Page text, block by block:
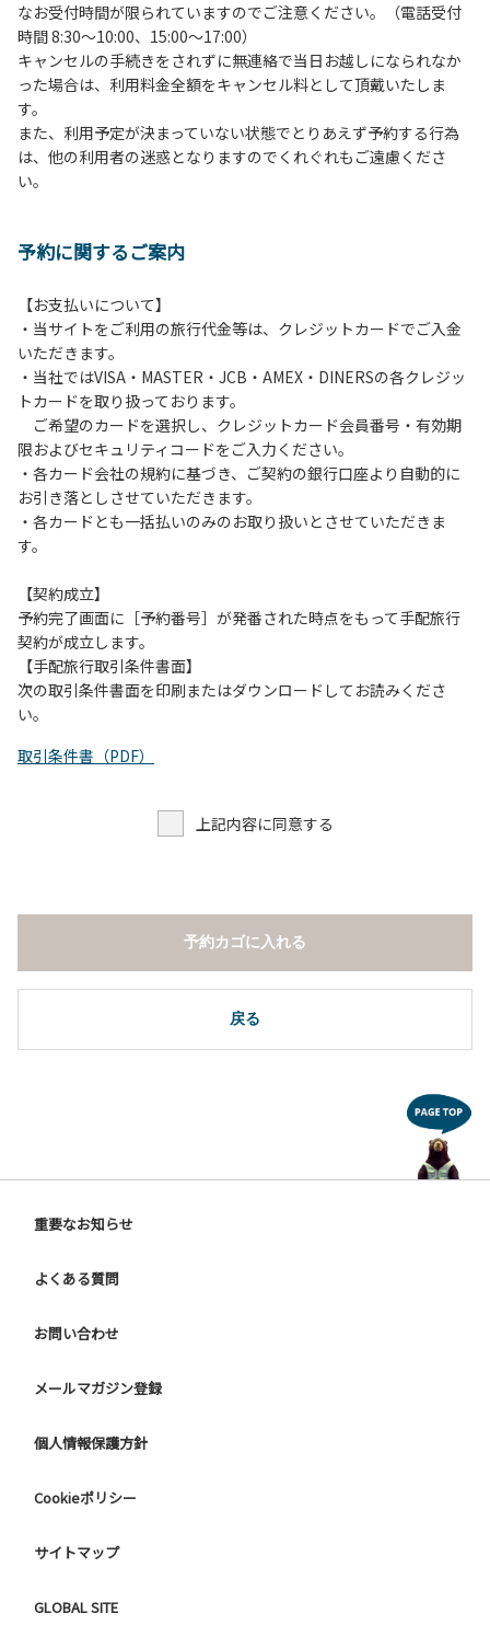
時前にお越しの方は、午後3時になりましたら管理棟にて手
続きを行ってください。午後5時過ぎにお越しの方は、翌朝
手続きを行ってください。
４、車両は、荷物の積み下ろし時以外は、駐車場にとめてく
ださい。
５、チェックアウトは、午前10時まで（日帰り使用の場合は
午後5時まで）です。チェックインの手続きを行っていない
方や使用人数が増えた場合は、必ず手続きを行ってくださ
ら午前10時までの間にゴミステーションに出してください。
は、お持ち帰りをお願いします。
【禁止事項】
カラオケ、発電機、地面での直火による焚き火、キャンプフ
ァイヤー、打ち上げ式花火、テントサウナの設置
【注意事項】
当キャンプ場のそばを流れる歴舟川は、上流で雨が降ると短
時間で増水し、川原で遊んでいると大変危険な状態になりや
すく、過去にも増水により人が流される事故が数件起きてい
（１）川原にテントやタープを張らない。
（２）雨が降ったときは川原で遊ばない。
（３）カムイコタン公園キャンプ場で雨が降らなくても、上
流で雨が降り急に増水することがあるので、水の濁りに注意
し、濁り始めたときには直ちに川原での遊びを中止する。
（４）キャンプ場の管理者や地元住民から川についての注意
なお受付時間が限られていますのでご注意ください。（電話受付
時間 8:30～10:00、15:00～17:00）
キャンセルの手続きをされずに無連絡で当日お越しになられなか
った場合は、利用料金全額をキャンセル料として頂戴いたしま
す。
また、利用予定が決まっていない状態でとりあえず予約する行為
は、他の利用者の迷惑となりますのでくれぐれもご遠慮くださ
い。
予約に関するご案内
【お支払いについて】
・当サイトをご利用の旅行代金等は、クレジットカードでご入金
いただきます。
・当社ではVISA・MASTER・JCB・AMEX・DINERSの各クレジッ
トカードを取り扱っております。
ご希望のカードを選択し、クレジットカード会員番号・有効期
限およびセキュリティコードをご入力ください。
・各カード会社の規約に基づき、ご契約の銀行口座より自動的に
お引き落としさせていただきます。
・各カードとも一括払いのみのお取り扱いとさせていただきま
す。
【契約成立】
予約完了画面に［予約番号］が発番された時点をもって手配旅行
契約が成立します。
【手配旅行取引条件書面】
次の取引条件書面を印刷またはダウンロードしてお読みくださ
い。
取引条件書（PDF）
上記内容に同意する
戻る
予約カゴに入れる
重要なお知らせ
よくある質問
お問い合わせ
メールマガジン登録
個人情報保護方針
Cookieポリシー
サイトマップ
GLOBAL SITE